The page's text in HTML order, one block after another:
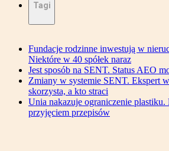
Tagi
Fundacje rodzinne inwestują w
Niektóre w 40 spółek naraz
Jest sposób na SENT. Status AEO
Zmiany w systemie SENT. Ekspert
skorzysta, a kto straci
Unia nakazuje ograniczenie plastiku.
przyjęciem przepisów